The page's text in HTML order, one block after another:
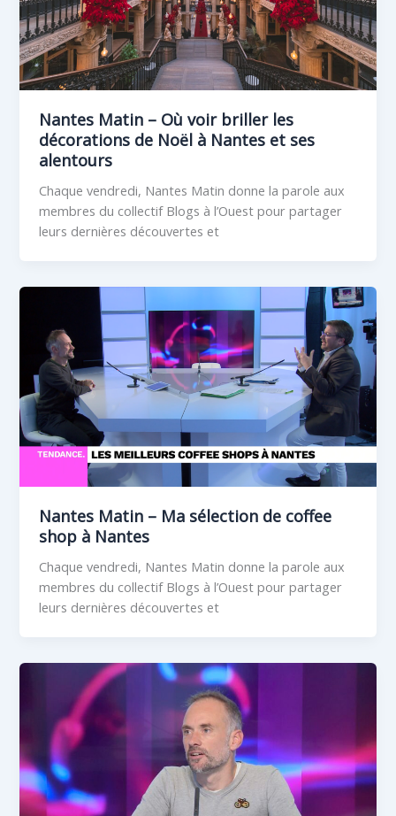
Nantes Matin – Où voir briller les
décorations de Noël à Nantes et ses
alentours
Chaque vendredi, Nantes Matin donne la parole aux
membres du collectif Blogs à l’Ouest pour partager
leurs dernières découvertes et
Nantes Matin – Ma sélection de coffee
shop à Nantes
Chaque vendredi, Nantes Matin donne la parole aux
membres du collectif Blogs à l’Ouest pour partager
leurs dernières découvertes et